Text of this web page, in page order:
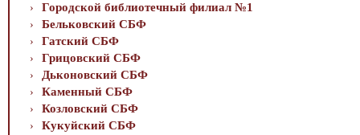
Городской библиотечный филиал №1
Бельковский СБФ
Гатский СБФ
Грицовский СБФ
Дьконовский СБФ
Каменный СБФ
Козловский СБФ
Кукуйский СБФ